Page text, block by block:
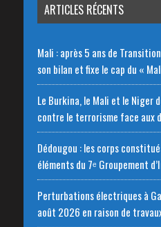
ARTICLES RÉCENTS
Mali : après 5 ans de
son bilan et fixe le cap du «
Le Burkina, le Mali et le Niger
contre le terrorisme face aux
Dédougou : les corps
éléments du 7ᵉ Groupement
Perturbations électriques à
août 2026 en raison de travaux